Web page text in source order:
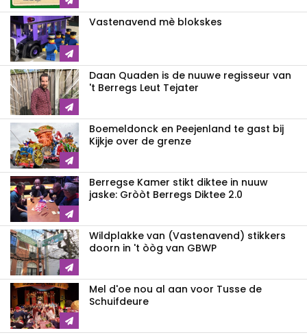
Vastenavend mè blokskes
Daan Quaden is de nuuwe regisseur van
't Berregs Leut Tejater
Boemeldonck en Peejenland te gast bij
Kijkje over de grenze
Berregse Kamer stikt diktee in nuuw
jaske: Gròòt Berregs Diktee 2.0
Wildplakke van (Vastenavend) stikkers
doorn in 't òòg van GBWP
Mel d'oe nou al aan voor Tusse de
Schuifdeure